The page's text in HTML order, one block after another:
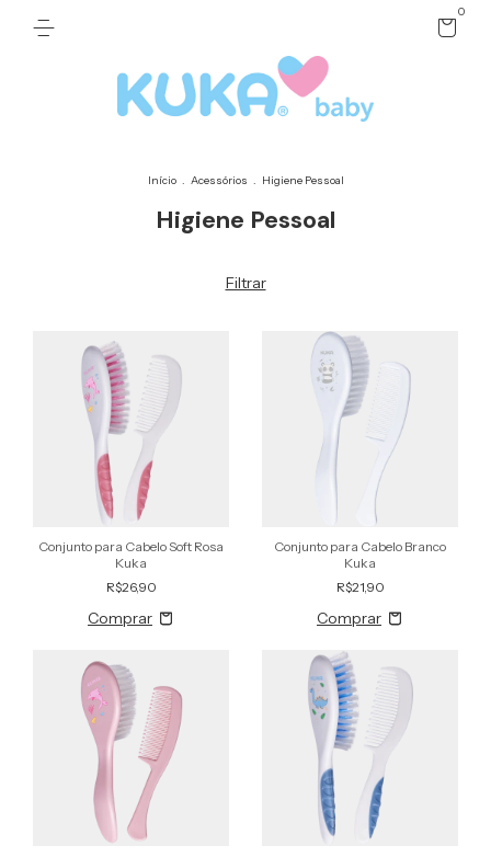
0
Início . Acessórios . Higiene Pessoal
Higiene Pessoal
Filtrar
Conjunto para Cabelo Soft Rosa
Kuka
R$26,90
Conjunto para Cabelo Branco
Kuka
R$21,90